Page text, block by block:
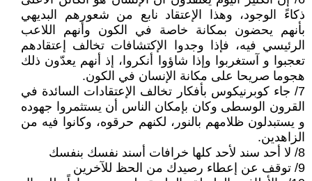
ذكاءً الوجود، وهذا الإعتقاد نابع من شعورهم البديهي
بأنهم يحضون بمكانة خاصة في الكون وأنهم اللاعب
الرئيسي فيه، فإذا وجدوا الإكتشافات تخالف إعتقادهم
تعجبوا و آستغربوا وإذا شاؤوا أنكروا، إذ أنهم يعدّون ذلك
هجوما صريحا على مكانة الإنسان في الكون.
7/ جاء كوبرنيكوس بأفكار تخالف الإعتقادات السائدة في
القرون الوسطى وكان بإمكان الناس أن يستثمروا جهوده
و يستبدلون ظلامهم بالنور، لكنهم حرقوه، وكانوا فيه من
الزاهدين.
8/ لا أحد سند لأحد كلها خرافات أسند نفسك بنفسك
9/ توقف عن إعطاء رصيدك من الحظ للآخرين